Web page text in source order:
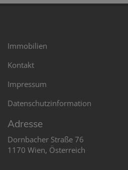
Immobilien
Kontakt
Impressum
Datenschutzinformation
Adresse
Dornbacher Straße 76
1170 Wien, Österreich